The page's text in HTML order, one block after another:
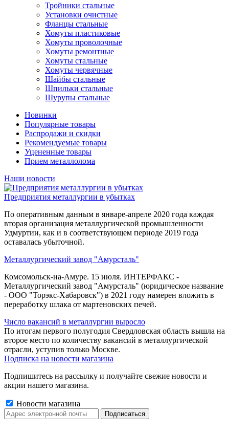
Тройники стальные
Установки очистные
Фланцы стальные
Хомуты пластиковые
Хомуты проволочные
Хомуты ремонтные
Хомуты стальные
Хомуты червячные
Шайбы стальные
Шпильки стальные
Шурупы стальные
Новинки
Популярные товары
Распродажи и скидки
Рекомендуемые товары
Уцененные товары
Прием металлолома
Наши новости
Предприятия металлургии в убытках
По оперативным данным в январе-апреле 2020 года каждая
вторая организация металлургической промышленности
Удмуртии, как и в соответствующем периоде 2019 года
оставалась убыточной.
Металлургический завод "Амурсталь"
Комсомольск-на-Амуре. 15 июля. ИНТЕРФАКС -
Металлургический завод "Амурсталь" (юридическое название
- ООО "Торэкс-Хабаровск") в 2021 году намерен вложить в
переработку шлака от мартеновских печей.
Число вакансий в металлургии выросло
По итогам первого полугодия Свердловская область вышла на
второе место по количеству вакансий в металлургической
отрасли, уступив только Москве.
Подписка на новости магазина
Подпишитесь на рассылку и получайте свежие новости и
акции нашего магазина.
Новости магазина